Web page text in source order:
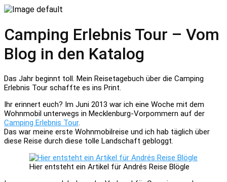
Camping Erlebnis Tour – Vom
Blog in den Katalog
Das Jahr beginnt toll. Mein Reisetagebuch über die Camping
Erlebnis Tour schaffte es ins Print.
Ihr erinnert euch? Im Juni 2013 war ich eine Woche mit dem
Wohnmobil unterwegs in Mecklenburg-Vorpommern auf der
Camping Erlebnis Tour.
Das war meine erste Wohnmobilreise und ich hab täglich über
diese Reise durch diese tolle Landschaft gebloggt.
Hier entsteht ein Artikel für Andrés Reise Blögle